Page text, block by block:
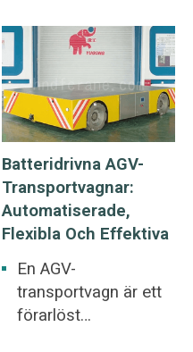
effektiviteten vid
hantering av
cylindriska material,
vilket gör dem till en
pålitlig lösning för
spolrelaterade
materialhanteringsup
pgifter.
Batteridrivna AGV-
Transportvagnar:
Automatiserade,
Flexibla Och Effektiva
En AGV-
transportvagn är ett
förarlöst